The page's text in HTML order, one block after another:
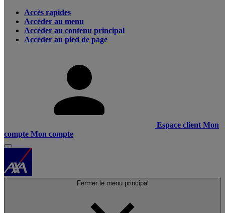
Accès rapides
Accéder au menu
Accéder au contenu principal
Accéder au pied de page
Espace client Mon
compte Mon compte
Fermer le menu principal